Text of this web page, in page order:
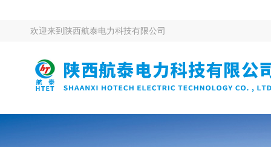
欢迎来到 陕西航泰电力科技有限公司